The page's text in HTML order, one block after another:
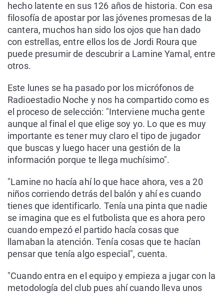
hecho latente en sus 126 años de historia. Con esa
filosofía de apostar por las jóvenes promesas de la
cantera, muchos han sido los ojos que han dado
con estrellas, entre ellos los de Jordi Roura que
puede presumir de descubrir a Lamine Yamal, entre
otros.
Este lunes se ha pasado por los micrófonos de
Radioestadio Noche y nos ha compartido como es
el proceso de selección: "Interviene mucha gente
aunque al final el que elige soy yo. Lo que es muy
importante es tener muy claro el tipo de jugador
que buscas y luego hacer una gestión de la
información porque te llega muchísimo".
"Lamine no hacía ahí lo que hace ahora, ves a 20
niños corriendo detrás del balón y ahí es cuando
tienes que identificarlo. Tenía una pinta que nadie
se imagina que es el futbolista que es ahora pero
cuando empezó el partido hacía cosas que
llamaban la atención. Tenía cosas que te hacían
pensar que tenía algo especial", cuenta.
"Cuando entra en el equipo y empieza a jugar con la
metodología del club pues ahí cuando lleva unos